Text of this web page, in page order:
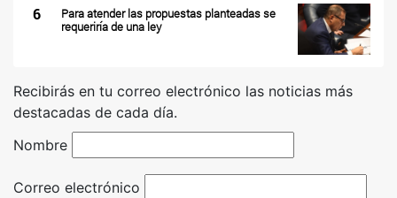
6
Para atender las propuestas planteadas se
requeriría de una ley
Recibirás en tu correo electrónico las noticias más
destacadas de cada día.
Nombre
Correo electrónico